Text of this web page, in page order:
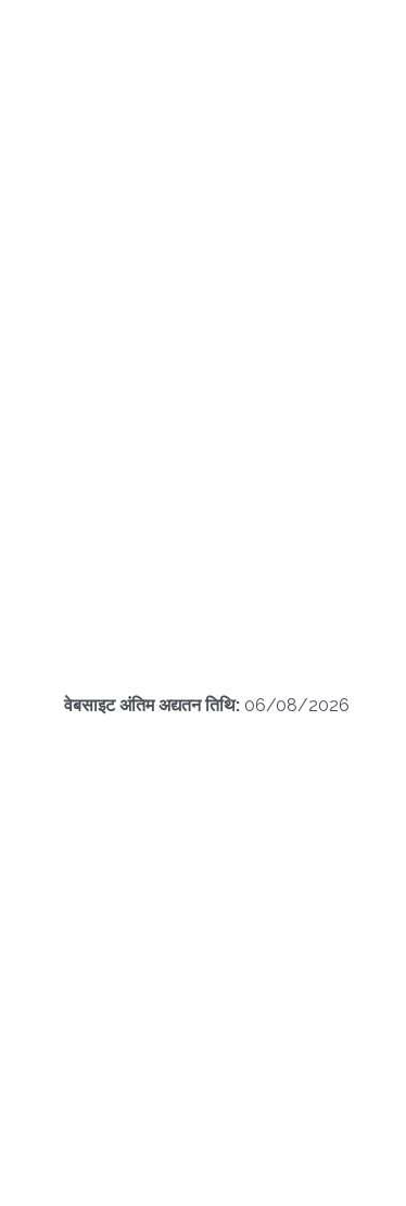
वेबसाइट अंतिम अद्यतन तिथि: 06/08/2026